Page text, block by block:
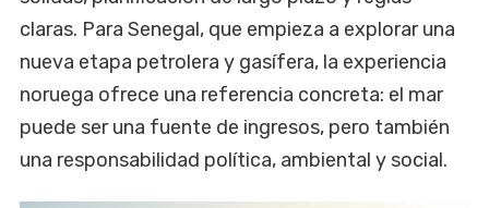
claras. Para Senegal, que empieza a explorar una
nueva etapa petrolera y gasífera, la experiencia
noruega ofrece una referencia concreta: el mar
puede ser una fuente de ingresos, pero también
una responsabilidad política, ambiental y social.